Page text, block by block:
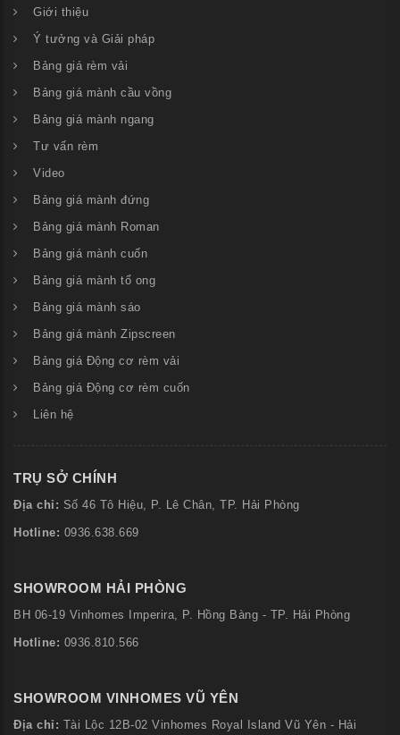
Giới thiệu
Ý tưởng và Giải pháp
Bảng giá rèm vải
Bảng giá mành cầu vồng
Bảng giá mành ngang
Tư vấn rèm
Video
Bảng giá mành đứng
Bảng giá mành Roman
Bảng giá mành cuốn
Bảng giá mành tổ ong
Bảng giá mành sáo
Bảng giá mành Zipscreen
Bảng giá Động cơ rèm vải
Bảng giá Động cơ rèm cuốn
Liên hệ
TRỤ SỞ CHÍNH
Địa chỉ: Số 46 Tô Hiệu, P. Lê Chân, TP. Hải Phòng
Hotline: 0936.638.669
SHOWROOM HẢI PHÒNG
BH 06-19 Vinhomes Imperira, P. Hồng Bàng - TP. Hải Phòng
Hotline: 0936.810.566
SHOWROOM VINHOMES VŨ YÊN
Địa chỉ: Tài Lộc 12B-02 Vinhomes Royal Island Vũ Yên - Hải